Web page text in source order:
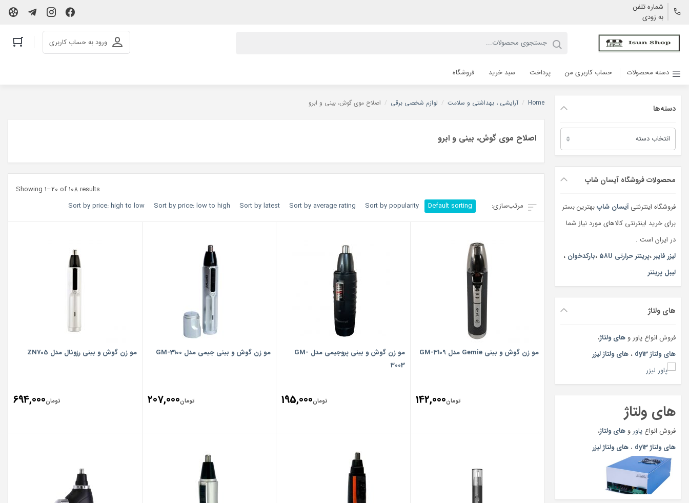
شماره تلفن
به زودی
ورود به حساب کاربری
دسته محصولات حساب کاربری من پرداخت سبد خرید فروشگاه
دسته‌ها
دسته‌ها
محصولات فروشگاه آیسان شاپ
فروشگاه اینترنتیآیسان شاپبهترین بستر
برای خرید اینترنتی کالاهای مورد نیاز شما
در ایران است .
لیزر فایبر،پرینتر حرارتی 58U ،بارکدخوان ،
لیبل پرینتر
های ولتاژ
فروش انواع پاور و های ولتاژ،
های ولتاژ dy13
، های ولتاژ لیزر
های ولتاژ
فروش انواع پاور و های ولتاژ،
های ولتاژ dy13
، های ولتاژ لیزر
Home
/ آرایشی ، بهداشتی و سلامت / لوازم شخصی برقی / اصلاح موی گوش، بینی و ابرو
اصلاح موی گوش، بینی و ابرو
Showing 1–20 of 108 results
Default sorting
Sort by popularity
Sort by average rating
Sort by latest
Sort by price: low to high
Sort by price: high to low
مو زن گوش و بینی Gemie مدل GM-3109
تومان142,000
مو زن گوش و بینی پروجیمی مدل GM-
3003
تومان195,000
مو زن گوش و بینی جیمی مدل GM-3100
تومان207,000
مو زن گوش و بینی رزونال مدل ZN705
تومان694,000